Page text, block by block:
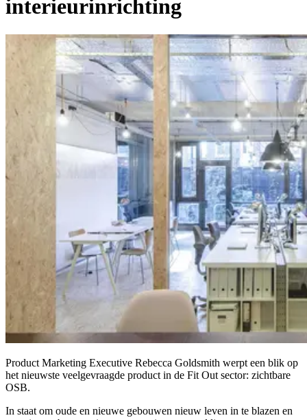
interieurinrichting
Product Marketing Executive Rebecca Goldsmith werpt een blik op
het nieuwste veelgevraagde product in de Fit Out sector: zichtbare
OSB.
In staat om oude en nieuwe gebouwen nieuw leven in te blazen en